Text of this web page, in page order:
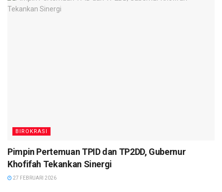
BIROKRASI
Pimpin Pertemuan TPID dan TP2DD, Gubernur
Khofifah Tekankan Sinergi
27 FEBRUARI 2026